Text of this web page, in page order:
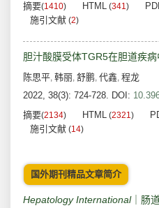
摘要(1410) HTML (341)
施引文献 (2)
胆汁酸膜受体TGR5在胆道疾
陈思平, 韩丽, 舒鹏, 代鑫, 程龙
2022, 38(3): 724-728. DOI:
摘要(2134) HTML (2321)
施引文献 (14)
国外期刊精品文章简介
Hepatology International｜肠